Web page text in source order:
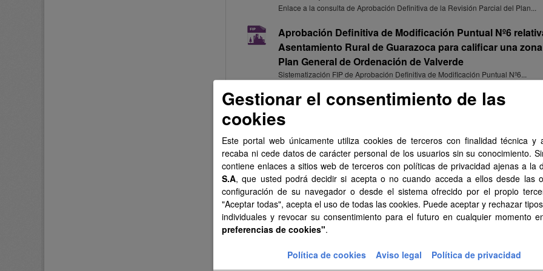
Enlace a la consulta de Aprobación Definitiva de la Revisión Parcial del Plan...
Aprobación Definitiva de Modificación Puntual Nº6
Asentamiento Rural de Guarazoca para calificar una
Plan General de Ordenación de Valverde
Sistematización FIP de Aprobación Definitiva de Modificación Puntual Nº6...
Aprobación Definitiva de Modificación Puntual Nº6
Asentamiento Rural de Guarazoca para calificar una
Plan General de Ordenación de Valverde
Sistematización SIPU de Aprobación Definitiva de Modificación Puntual Nº6...
Aprobación Definitiva de Modificación Puntual Nº6
Asentamiento Rural de Guarazoca para calificar una
Plan General de Ordenación de Valverde
Documentación de Aprobación Definitiva de Modificación Puntual Nº6 relativa
Aprobación Definitiva de Modificación Puntual Nº6
Asentamiento Rural de Guarazoca para calificar una
Plan General de Ordenación de Valverde
Gestionar el consentimiento de las
cookies
Este portal web únicamente utiliza cookies de terceros con finalidad técnica y
recaba ni cede datos de carácter personal de los usuarios sin su conocimiento.
contiene enlaces a sitios web de terceros con políticas de privacidad ajenas a la
S.A, que usted podrá decidir si acepta o no cuando acceda a ellos desde las
configuración de su navegador o desde el sistema ofrecido por el propio
"Aceptar todas", acepta el uso de todas las cookies. Puede aceptar y rechazar
individuales y revocar su consentimiento para el futuro en cualquier momento
preferencias de cookies".
Política de cookies Aviso legal Política de privacidad